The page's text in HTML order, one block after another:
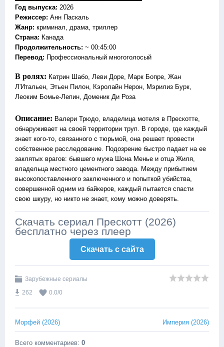
Год выпуска: 2026
Режиссер: Анн Паскаль
Жанр: криминал, драма, триллер
Страна: Канада
Продолжительность: ~ 00:45:00
Перевод: Профессиональный многоголосый
В ролях: Катрин Шабо, Леви Доре, Марк Бопре, Жан
Л'Итальен, Этьен Пилон, Кэролайн Нерон, Мэрилиз Бурк,
Леоким Бомье-Лепин, Доменик Ди Роза
Описание: Валери Трюдо, владелица мотеля в Прескотте,
обнаруживает на своей территории труп. В городе, где каждый
знает кого-то, связанного с тюрьмой, она решает провести
собственное расследование. Подозрение быстро падает на ее
заклятых врагов: бывшего мужа Шона Менье и отца Жиля,
владельца местного цементного завода. Между прибытием
высокопоставленного заключенного и попыткой убийства,
совершенной одним из байкеров, каждый пытается спасти
свою шкуру, но никто не знает, кому можно доверять.
Скачать сериал Прескотт (2026)
бесплатно через плеер
Скачать c сайта
Зарубежные сериалы
262
0.0/0
Морфей (2026) Империя (2026)
Всего комментариев: 0